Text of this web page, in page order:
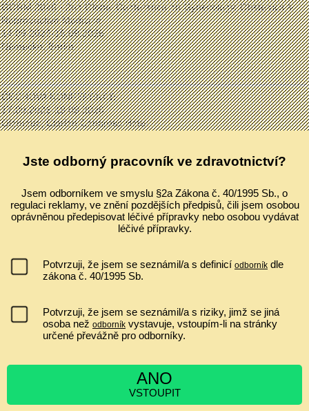
Jste odborný pracovník ve zdravotnictví?
Jsem odborníkem ve smyslu §2a Zákona č. 40/1995 Sb., o
regulaci reklamy, ve znění pozdějších předpisů, čili jsem osobou
oprávněnou předepisovat léčivé přípravky nebo osobou vydávat
léčivé přípravky.
Potvrzuji, že jsem se seznámil/a s definicí odborník dle
zákona č. 40/1995 Sb.
Potvrzuji, že jsem se seznámil/a s riziky, jimž se jiná
osoba než odborník vystavuje, vstoupím-li na stránky
určené převážně pro odborníky.
ANO
VSTOUPIT
ZPRÁVY
GORM 2026 - 2nd Global Conference on Gynecology, Obstetrics &
Reproductive Medicine
14.09.2026-15.09.2026
Německo, Berlín
...
ČECHOVA KONFERENCE
17.09.2026-19.09.2026
Olomouc, Clarion Congress Hotel
konferenci s mezinárodní účastí ve spolupráci s Fetal Medicine
IVF A EMBRYOTRANSFER ZVYŠUJE RIZIKO PLACENTA
PRAEVIA?
jen asi 1,2x zvyšuje riziko
ano, minimálně jen v I. a II. trimestru
6548| Komentáře: